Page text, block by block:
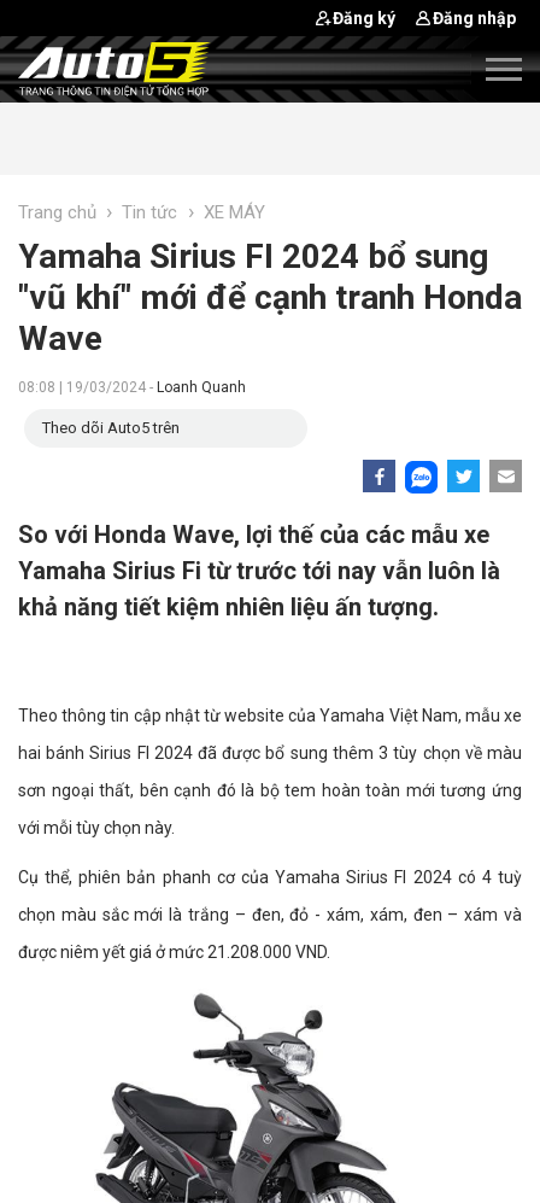
Đăng ký Đăng nhập
Trang chủ › Tin tức › XE MÁY
Yamaha Sirius FI 2024 bổ sung
"vũ khí" mới để cạnh tranh Honda
Wave
08:08 | 19/03/2024 - Loanh Quanh
Theo dõi Auto5 trên
So với Honda Wave, lợi thế của các mẫu xe
Yamaha Sirius Fi từ trước tới nay vẫn luôn là
khả năng tiết kiệm nhiên liệu ấn tượng.
Theo thông tin cập nhật từ website của Yamaha Việt Nam, mẫu xe
hai bánh Sirius FI 2024 đã được bổ sung thêm 3 tùy chọn về màu
sơn ngoại thất, bên cạnh đó là bộ tem hoàn toàn mới tương ứng
với mỗi tùy chọn này.
Cụ thể, phiên bản phanh cơ của Yamaha Sirius FI 2024 có 4 tuỳ
chọn màu sắc mới là trắng – đen, đỏ - xám, xám, đen – xám và
được niêm yết giá ở mức 21.208.000 VND.